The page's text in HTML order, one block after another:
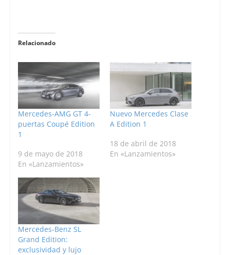
Relacionado
Mercedes-AMG GT 4-
puertas Coupé Edition
1
9 de mayo de 2018
En «Lanzamientos»
Nuevo Mercedes Clase
A Edition 1
18 de abril de 2018
En «Lanzamientos»
Mercedes-Benz SL
Grand Edition:
exclusividad y lujo